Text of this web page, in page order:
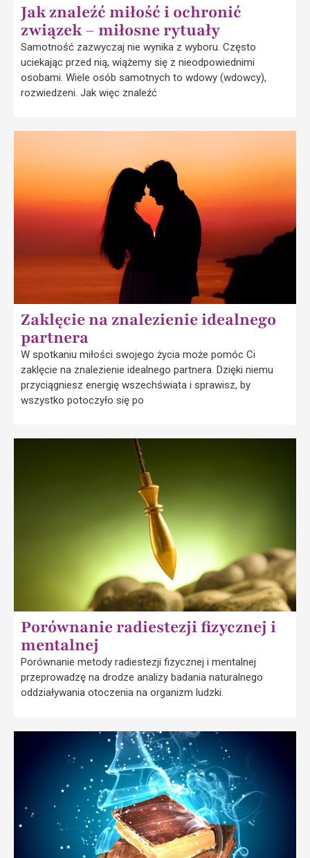
Jak znaleźć miłość i ochronić
związek – miłosne rytuały
Samotność zazwyczaj nie wynika z wyboru. Często
uciekając przed nią, wiążemy się z nieodpowiednimi
osobami. Wiele osób samotnych to wdowy (wdowcy),
rozwiedzeni. Jak więc znaleźć
Zaklęcie na znalezienie idealnego
partnera
W spotkaniu miłości swojego życia może pomóc Ci
zaklęcie na znalezienie idealnego partnera. Dzięki niemu
przyciągniesz energię wszechświata i sprawisz, by
wszystko potoczyło się po
Porównanie radiestezji fizycznej i
mentalnej
Porównanie metody radiestezji fizycznej i mentalnej
przeprowadzę na drodze analizy badania naturalnego
oddziaływania otoczenia na organizm ludzki.